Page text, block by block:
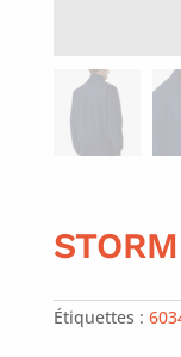
Étiquettes :